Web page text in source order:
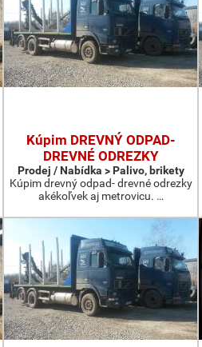
Kúpim DREVNÝ ODPAD-
DREVNÉ ODREZKY
Prodej / Nabídka > Palivo, brikety
Kúpim drevný odpad- drevné odrezky
akékoľvek aj metrovicu. …